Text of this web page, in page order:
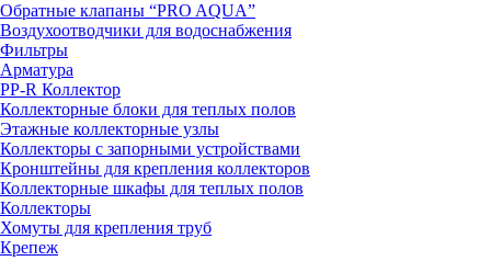
Обратные клапаны “PRO AQUA”
Воздухоотводчики для водоснабжения
Фильтры
Арматура
PP-R Коллектор
Коллекторные блоки для теплых полов
Этажные коллекторные узлы
Коллекторы с запорными устройствами
Кронштейны для крепления коллекторов
Коллекторные шкафы для теплых полов
Коллекторы
Хомуты для крепления труб
Крепеж